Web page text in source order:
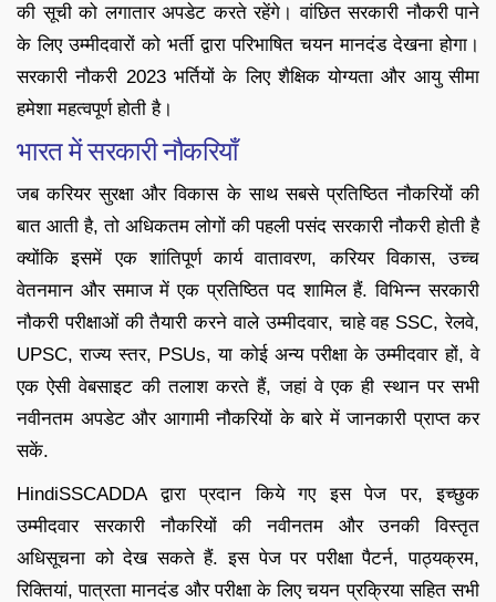
की सूची को लगातार अपडेट करते रहेंगे। वांछित सरकारी नौकरी पाने
के लिए उम्मीदवारों को भर्ती द्वारा परिभाषित चयन मानदंड देखना होगा।
सरकारी नौकरी 2023 भर्तियों के लिए शैक्षिक योग्यता और आयु सीमा
हमेशा महत्वपूर्ण होती है।
भारत में सरकारी नौकरियाँ
जब करियर सुरक्षा और विकास के साथ सबसे प्रतिष्ठित नौकरियों की
बात आती है, तो अधिकतम लोगों की पहली पसंद सरकारी नौकरी होती है
क्योंकि इसमें एक शांतिपूर्ण कार्य वातावरण, करियर विकास, उच्च
वेतनमान और समाज में एक प्रतिष्ठित पद शामिल हैं. विभिन्न सरकारी
नौकरी परीक्षाओं की तैयारी करने वाले उम्मीदवार, चाहे वह SSC, रेलवे,
UPSC, राज्य स्तर, PSUs, या कोई अन्य परीक्षा के उम्मीदवार हों, वे
एक ऐसी वेबसाइट की तलाश करते हैं, जहां वे एक ही स्थान पर सभी
नवीनतम अपडेट और आगामी नौकरियों के बारे में जानकारी प्राप्त कर
सकें.
HindiSSCADDA द्वारा प्रदान किये गए इस पेज पर, इच्छुक
उम्मीदवार सरकारी नौकरियों की नवीनतम और उनकी विस्तृत
अधिसूचना को देख सकते हैं. इस पेज पर परीक्षा पैटर्न, पाठ्यक्रम,
रिक्तियां, पात्रता मानदंड और परीक्षा के लिए चयन प्रक्रिया सहित सभी